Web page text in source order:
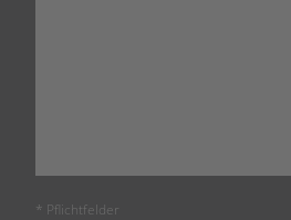
* Pflichtfelder